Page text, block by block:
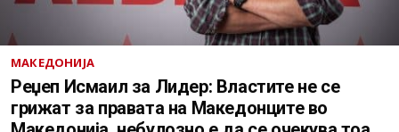
МАКЕДОНИЈА
Реџеп Исмаил за Лидер: Властите не се
грижат за правата на Македонците во